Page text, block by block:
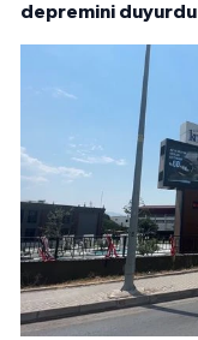
depremini duyurdu